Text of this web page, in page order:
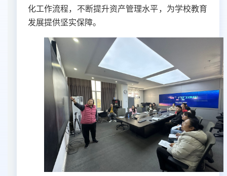
化工作流程，不断提升资产管理水平，为学校教育
发展提供坚实保障。